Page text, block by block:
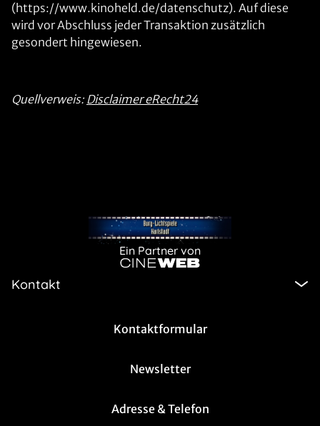
(https://www.kinoheld.de/datenschutz). Auf diese
wird vor Abschluss jeder Transaktion zusätzlich
gesondert hingewiesen.
Quellverweis: Disclaimer eRecht24
Ein Partner von
Kontakt
Kontaktformular
Newsletter
Adresse & Telefon